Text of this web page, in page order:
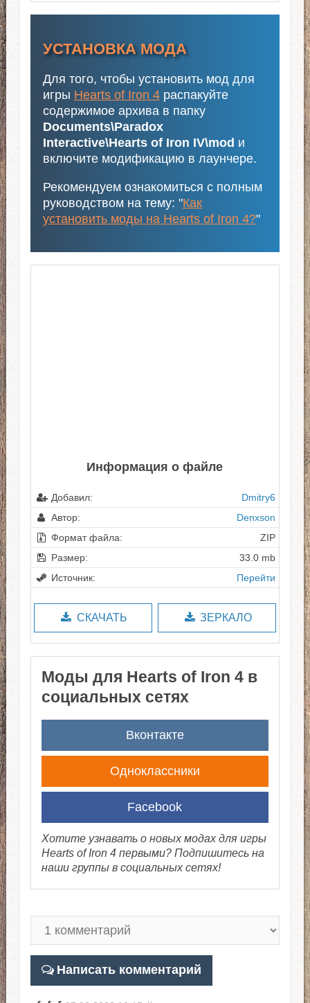
УСТАНОВКА МОДА
Для того, чтобы установить мод для
игры Hearts of Iron 4распакуйте
содержимое архива в папку
Documents\Paradox
Interactive\Hearts of Iron IV\mod и
включите модификацию в лаунчере.
Рекомендуем ознакомиться с полным
руководством на тему: "Как
установить моды на Hearts of Iron 4?"
Информация о файле
Добавил:
Dmitry6
Автор:
Denxson
Формат файла:
ZIP
Размер:
33.0 mb
Источник:
Перейти
СКАЧАТЬ ЗЕРКАЛО
Моды для Hearts of Iron 4 в
социальных сетях
Вконтакте
Одноклассники
Facebook
Хотите узнавать о новых модах для игры
Hearts of Iron 4 первыми? Подпишитесь на
наши группы в социальных сетях!
Написать комментарий